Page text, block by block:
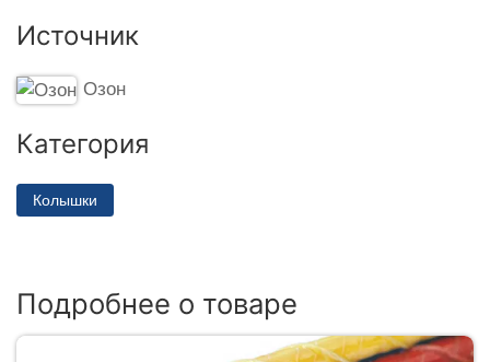
Источник
Озон
Категория
Колышки
Подробнее о товаре